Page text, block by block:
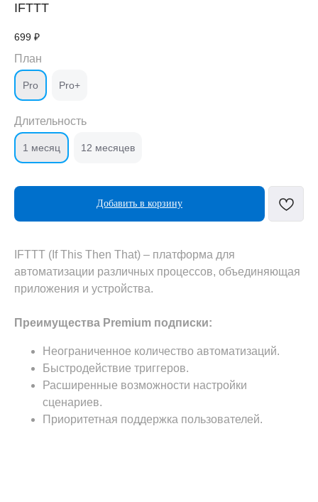
IFTTT
699 ₽
План
Pro Pro+
Длительность
1 месяц 12 месяцев
Добавить в корзину
IFTTT (If This Then That) – платформа для
автоматизации различных процессов, объединяющая
приложения и устройства.
Преимущества Premium подписки:
Неограниченное количество автоматизаций.
Быстродействие триггеров.
Расширенные возможности настройки
сценариев.
Приоритетная поддержка пользователей.